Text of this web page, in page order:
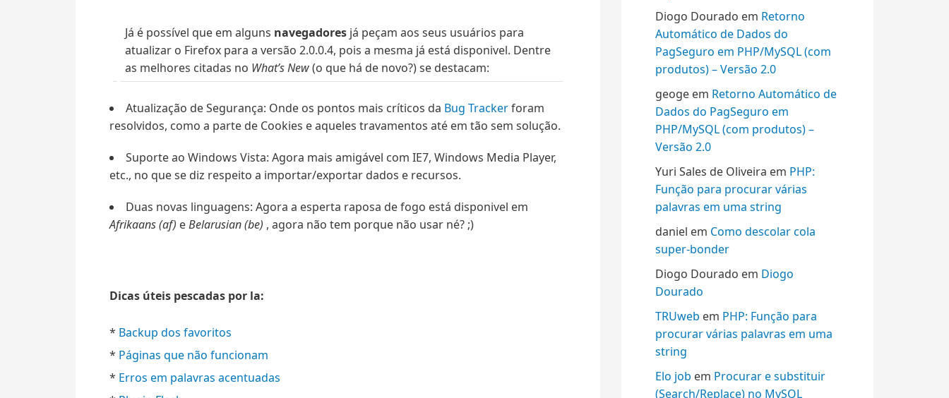
Já é possível que em alguns navegadores já peçam aos seus usuários para
atualizar o Firefox para a versão 2.0.0.4, pois a mesma já está disponivel. Dentre
as melhores citadas no What’s New(o que há de novo?) se destacam:
Atualização de Segurança: Onde os pontos mais críticos da Bug Trackerforam
resolvidos, como a parte de Cookies e aqueles travamentos até em tão sem solução.
Suporte ao Windows Vista: Agora mais amigável com IE7, Windows Media Player,
etc., no que se diz respeito a importar/exportar dados e recursos.
Duas novas linguagens: Agora a esperta raposa de fogo está disponivel em
Afrikaans (af) eBelarusian (be) , agora não tem porque não usar né? ;)
Dicas úteis pescadas por la:
* Backup dos favoritos
* Páginas que não funcionam
* Erros em palavras acentuadas
Diogo Dourado em Retorno
Automático de Dados do
PagSeguro em PHP/MySQL (com
produtos) – Versão 2.0
geoge em Retorno Automático de
Dados do PagSeguro em
PHP/MySQL (com produtos) –
Versão 2.0
Yuri Sales de Oliveira em PHP:
Função para procurar várias
palavras em uma string
daniel em Como descolar cola
super-bonder
Diogo Dourado em Diogo
Dourado
TRUweb em PHP: Função para
procurar várias palavras em uma
string
Elo job em Procurar e substituir
(Search/Replace) no MySQL